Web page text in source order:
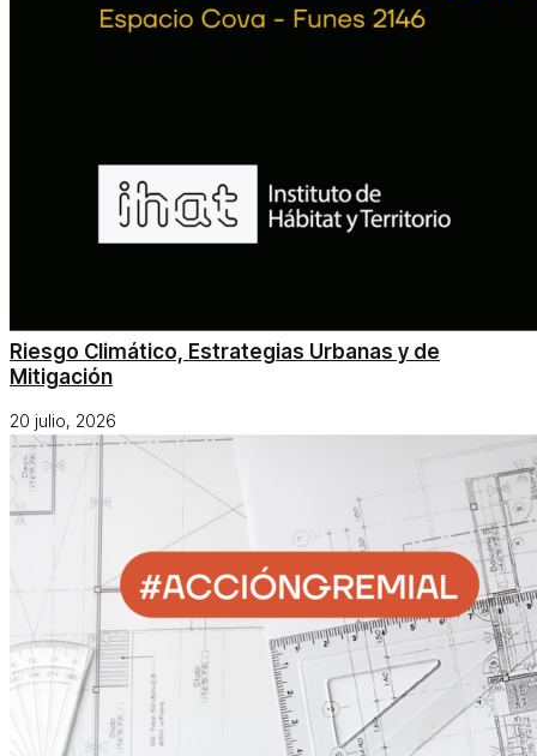
Riesgo Climático, Estrategias Urbanas y de
Mitigación
20 julio, 2026